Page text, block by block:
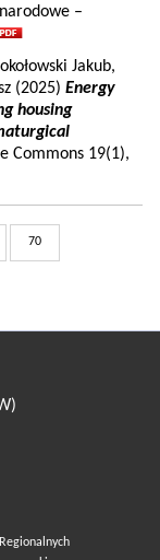
–
Jakub,
(2025) Energy
housing
Commons 19(1),
70